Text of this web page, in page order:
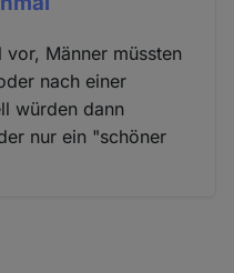
Männer müssten
nach einer
würden dann
nur ein "schöner